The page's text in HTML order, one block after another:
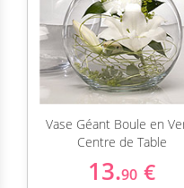
Vase Géant Boule en
Centre de Table
13.90 €